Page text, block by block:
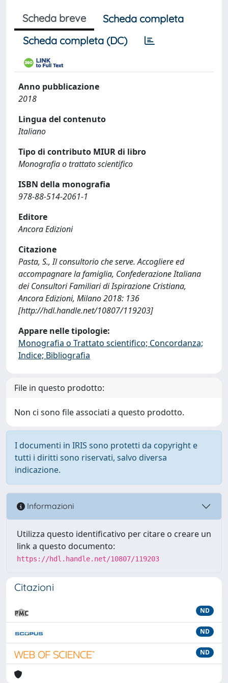
Scheda breve
Scheda completa
Scheda completa (DC)
Anno pubblicazione
2018
Lingua del contenuto
Italiano
Tipo di contributo MIUR di libro
Monografia o trattato scientifico
ISBN della monografia
978-88-514-2061-1
Editore
Ancora Edizioni
Citazione
Pasta, S., Il consultorio che serve. Accogliere ed
accompagnare la famiglia, Confederazione Italiana
dei Consultori Familiari di Ispirazione Cristiana,
Ancora Edizioni, Milano 2018: 136
[http://hdl.handle.net/10807/119203]
Appare nelle tipologie:
Monografia o Trattato scientifico; Concordanza;
Indice; Bibliografia
File in questo prodotto:
Non ci sono file associati a questo prodotto.
I documenti in IRIS sono protetti da copyright e
tutti i diritti sono riservati, salvo diversa
indicazione.
Informazioni
Utilizza questo identificativo per citare o creare un
link a questo documento:
https://hdl.handle.net/10807/119203
Citazioni
ND
ND
ND